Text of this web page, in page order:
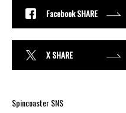
Facebook SHARE
X SHARE
Spincoaster SNS